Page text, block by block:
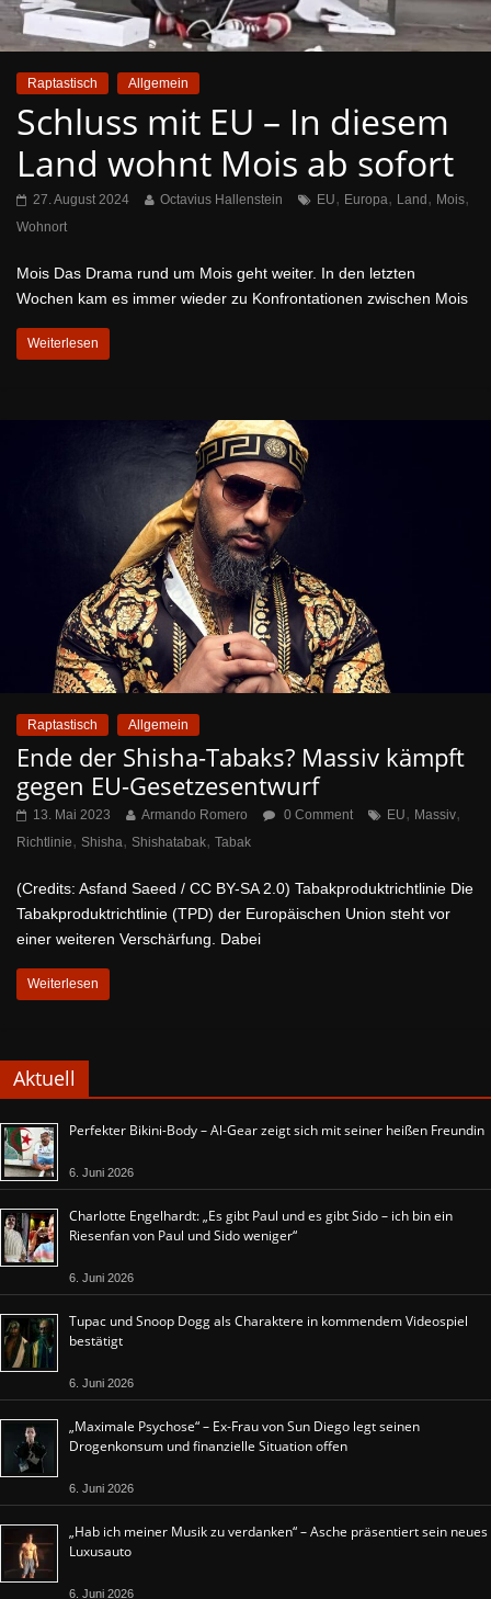
Raptastisch Allgemein
Schluss mit EU – In diesem
Land wohnt Mois ab sofort
27. August 2024 Octavius Hallenstein EU, Europa, Land , Mois,
Wohnort
Mois Das Drama rund um Mois geht weiter. In den letzten
Wochen kam es immer wieder zu Konfrontationen zwischen Mois
Weiterlesen
Raptastisch Allgemein
Ende der Shisha-Tabaks? Massiv kämpft
gegen EU-Gesetzesentwurf
13. Mai 2023 Armando Romero 0 Comment EU, Massiv,
Richtlinie, Shisha, Shishatabak, Tabak
(Credits: Asfand Saeed / CC BY-SA 2.0) Tabakproduktrichtlinie Die
Tabakproduktrichtlinie (TPD) der Europäischen Union steht vor
einer weiteren Verschärfung. Dabei
Weiterlesen
Aktuell
Perfekter Bikini-Body – Al-Gear zeigt sich mit seiner heißen Freundin
6. Juni 2026
Charlotte Engelhardt: „Es gibt Paul und es gibt Sido – ich bin ein
Riesenfan von Paul und Sido weniger“
6. Juni 2026
Tupac und Snoop Dogg als Charaktere in kommendem Videospiel
bestätigt
6. Juni 2026
„Maximale Psychose“ – Ex-Frau von Sun Diego legt seinen
Drogenkonsum und finanzielle Situation offen
6. Juni 2026
„Hab ich meiner Musik zu verdanken“ – Asche präsentiert sein neues
Luxusauto
6. Juni 2026